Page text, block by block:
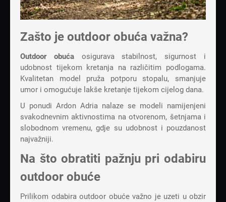
Zašto je outdoor obuća važna?
Outdoor obućaosigurava stabilnost, sigurnost i
udobnost tijekom kretanja na različitim podlogama.
Kvalitetan model pruža potporu stopalu, smanjuje
umor i omogućuje lakše kretanje tijekom cijelog dana.
U ponudi Ardon Adria nalaze se modeli namijenjeni
svakodnevnim aktivnostima na otvorenom, šetnjama i
slobodnom vremenu, gdje su udobnost i pouzdanost
najvažniji.
Na što obratiti pažnju pri odabiru
outdoor obuće
Prilikom odabira outdoor obuće važno je uzeti u obzir